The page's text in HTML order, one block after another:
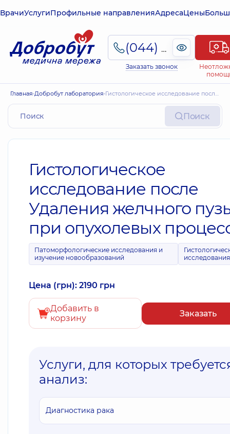
ВрачиУслугиПрофильные направленияАдресаЦены
(044) 495-2-888
Заказать звонок
Главная Добробут лаборатория Гистологическое исследование после Удаления желчного пузыря при опухолевых процессах
Поиск
Гистологическое
исследование после
Удаления желчного
при опухолевых
Патоморфологические исследования и
изучение новообразований
исследования
Цена (грн): 2190 грн
Добавить в
корзину
Заказать
Услуги, для которых
анализ:
Диагностика рака